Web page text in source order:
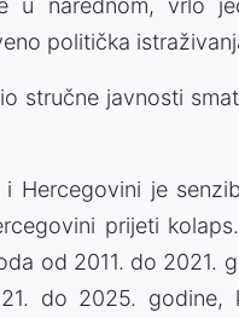
politička
stručne javnosti
i Hercegovini je
prijeti
od 2011. do 2021.
do 2025. godine,